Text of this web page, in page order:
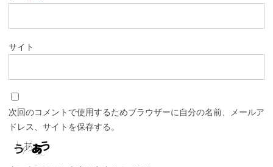
サイト
次回のコメントで使用するためブラウザーに自分の名前、メールア
ドレス、サイトを保存する。